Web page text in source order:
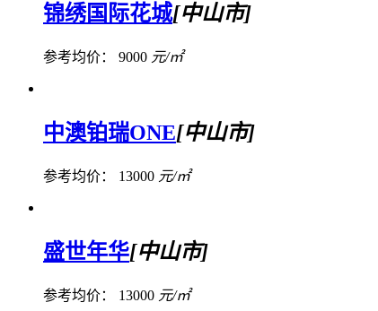
锦绣国际花城[中山市]
参考均价： 9000 元/㎡
中澳铂瑞ONE[中山市]
参考均价： 13000 元/㎡
盛世年华[中山市]
参考均价： 13000 元/㎡